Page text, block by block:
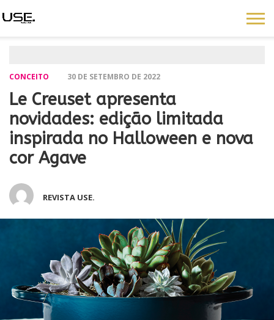
CONCEITO 30 DE SETEMBRO DE 2022
Le Creuset apresenta
novidades: edição limitada
inspirada no Halloween e nova
cor Agave
REVISTA USE.